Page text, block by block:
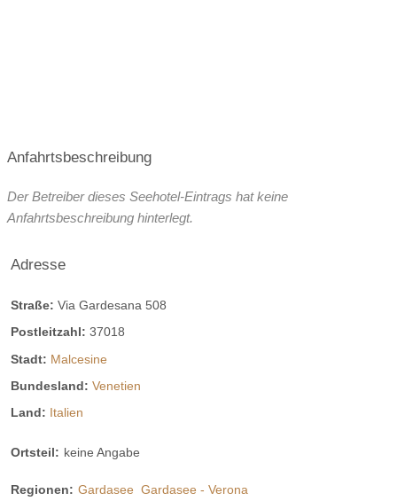
Anfahrtsbeschreibung
Der Betreiber dieses Seehotel-Eintrags hat keine
Anfahrtsbeschreibung hinterlegt.
Adresse
Straße: Via Gardesana 508
Postleitzahl: 37018
Stadt: Malcesine
Bundesland: Venetien
Land: Italien
Ortsteil: keine Angabe
Regionen: Gardasee Gardasee - Verona